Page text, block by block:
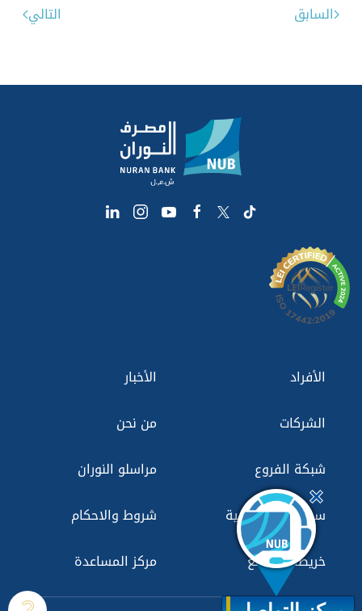
السابق التالي
الأفراد
الأخبار
الشركات
من نحن
شبكة الفروع
مراسلو النوران
سياسة الخصوصية
شروط والاحكام
خريطة الموقع
مركز المساعدة